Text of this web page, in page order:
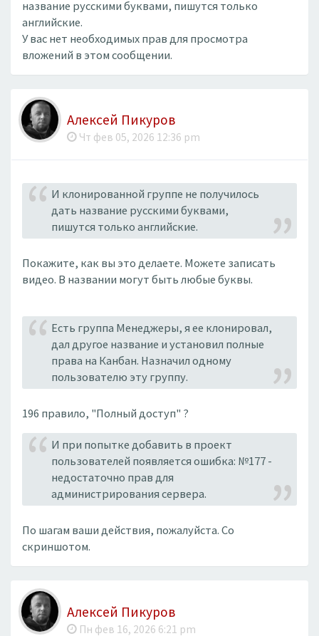
название русскими буквами, пишутся только
английские.
У вас нет необходимых прав для просмотра
вложений в этом сообщении.
Алексей Пикуров
Чт фев 05, 2026 12:36 pm
И клонированной группе не получилось
дать название русскими буквами,
пишутся только английские.
Покажите, как вы это делаете. Можете записать
видео. В названии могут быть любые буквы.
Есть группа Менеджеры, я ее клонировал,
дал другое название и установил полные
права на Канбан. Назначил одному
пользователю эту группу.
196 правило, "Полный доступ" ?
И при попытке добавить в проект
пользователей появляется ошибка: №177 -
недостаточно прав для
администрирования сервера.
По шагам ваши действия, пожалуйста. Со
скриншотом.
Алексей Пикуров
Пн фев 16, 2026 6:21 pm